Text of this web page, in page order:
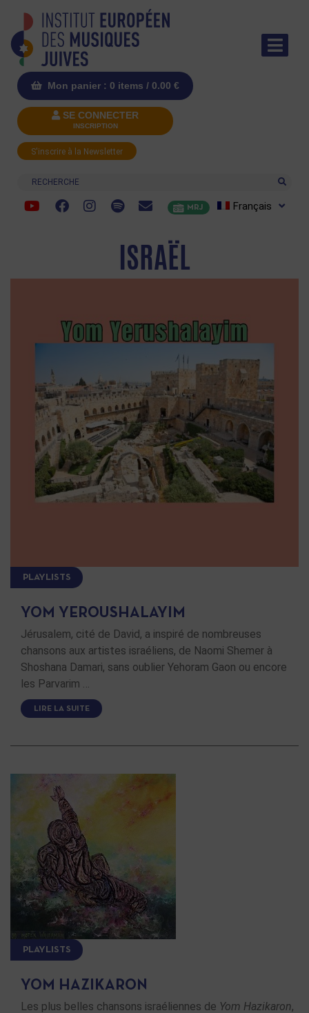
Mon panier : 0 items / 0.00 €
SE CONNECTER
INSCRIPTION
S'inscrire à la Newsletter
Recherche
MRJ Français
ISRAËL
PLAYLISTS
YOM YEROUSHALAYIM
Jérusalem, cité de David, a inspiré de nombreuses
chansons aux artistes israéliens, de Naomi Shemer à
Shoshana Damari, sans oublier Yehoram Gaon ou encore
les Parvarim …
LIRE LA SUITE
PLAYLISTS
YOM HAZIKARON
Les plus belles chansons israéliennes de Yom Hazikaron,